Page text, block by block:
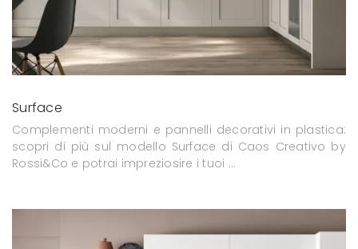
Surface
Complementi moderni e pannelli decorativi in plastica:
scopri di più sul modello Surface di Caos Creativo by
Rossi&Co e potrai impreziosire i tuoi ...